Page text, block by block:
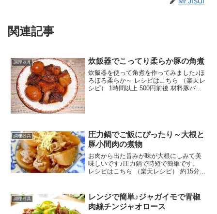
関連記事
調理器具 炊飯器でこってり柔らか豚の角煮
炊飯器を使って角煮を作ってみました♪ほ
ろほろ柔らか～ レシピはこちら （楽天レ
シピ） 1時間以上 500円前後 材料豚バラ
調理器具
圧力鍋でご飯にぴったり～大根と
豚小間肉の煮物
お肉から出た旨みが味が大根にしみて美
味しいです♪圧力鍋で時短で簡単です。
レシピはこちら （楽天レシピ） 約15分
レビュー
調理器具
レンジで簡単♪ジャガイモで青椒
肉絲チンジャオロース